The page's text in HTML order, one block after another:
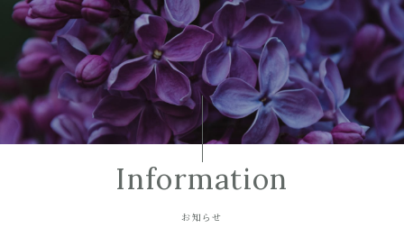
Information
お知らせ